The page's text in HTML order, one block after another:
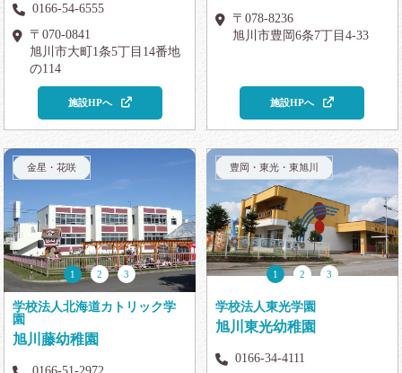
0166-54-6555
〒070-0841
旭川市大町1条5丁目14番地
の114
施設HPへ
〒078-8236
旭川市豊岡6条7丁目4-33
施設HPへ
金星・花咲
1 2 3
学校法人北海道カトリック学
園
旭川藤幼稚園
豊岡・東光・東旭川
1 2 3
学校法人東光学園
旭川東光幼稚園
0166-34-4111